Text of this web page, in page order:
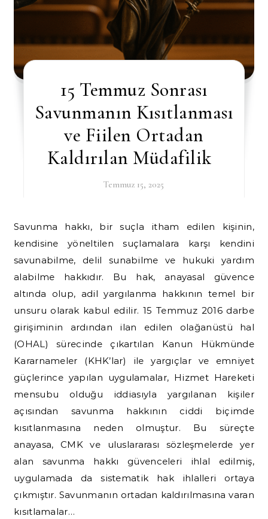
15 Temmuz Sonrası
Savunmanın Kısıtlanması
ve Fiilen Ortadan
Kaldırılan Müdafilik
Temmuz 15, 2025
Savunma hakkı, bir suçla itham edilen kişinin,
kendisine yöneltilen suçlamalara karşı kendini
savunabilme, delil sunabilme ve hukuki yardım
alabilme hakkıdır. Bu hak, anayasal güvence
altında olup, adil yargılanma hakkının temel bir
unsuru olarak kabul edilir. 15 Temmuz 2016 darbe
girişiminin ardından ilan edilen olağanüstü hal
(OHAL) sürecinde çıkartılan Kanun Hükmünde
Kararnameler (KHK’lar) ile yargıçlar ve emniyet
güçlerince yapılan uygulamalar, Hizmet Hareketi
mensubu olduğu iddiasıyla yargılanan kişiler
açısından savunma hakkının ciddi biçimde
kısıtlanmasına neden olmuştur. Bu süreçte
anayasa, CMK ve uluslararası sözleşmelerde yer
alan savunma hakkı güvenceleri ihlal edilmiş,
uygulamada da sistematik hak ihlalleri ortaya
çıkmıştır. Savunmanın ortadan kaldırılmasına varan
kısıtlamalar…